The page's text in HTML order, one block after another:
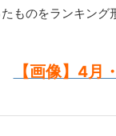
ものをランキング
【画像】4月